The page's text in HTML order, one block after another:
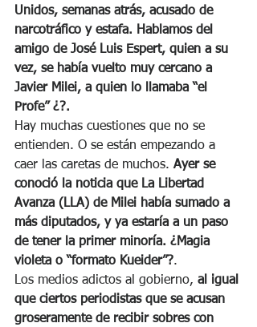
Unidos, semanas atrás, acusado de
narcotráfico y estafa. Hablamos del
amigo de José Luis Espert, quien a su
vez, se había vuelto muy cercano a
Javier Milei, a quien lo llamaba “el
Profe” ¿?.
Hay muchas cuestiones que no se
entienden. O se están empezando a
caer las caretas de muchos. Ayer se
conoció la noticia que La Libertad
Avanza (LLA) de Milei había sumado a
más diputados, y ya estaría a un paso
de tener la primer minoría. ¿Magia
violeta o “formato Kueider”?.
Los medios adictos al gobierno, al igual
que ciertos periodistas que se acusan
groseramente de recibir sobres con